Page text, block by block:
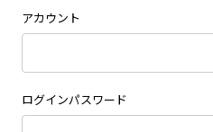
アカウント
ログインパスワード